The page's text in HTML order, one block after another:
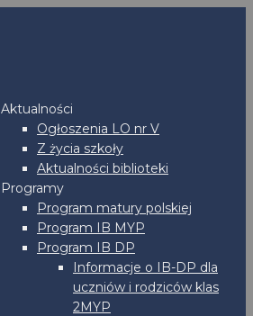
Aktualności
Ogłoszenia LO nr V
Z życia szkoły
Aktualności biblioteki
Programy
Program matury polskiej
Program IB MYP
Program IB DP
Informacje o IB-DP dla
uczniów i rodziców klas
2MYP